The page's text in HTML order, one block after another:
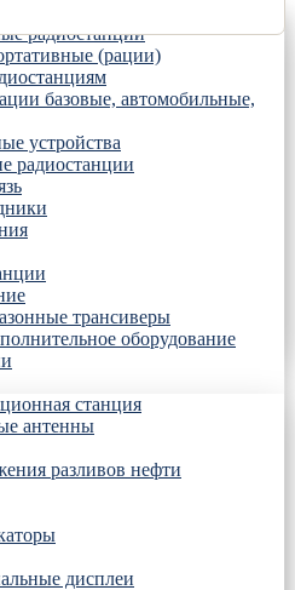
радиостанции
(рации)
базовые, автомобильные,
устройства
радиостанции
трансиверы
оборудование
станция
антенны
разливов нефти
дисплеи